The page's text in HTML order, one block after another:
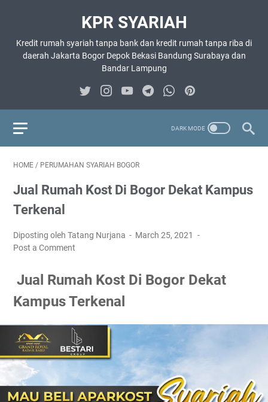
KPR SYARIAH
Kredit rumah syariah tanpa bank dan kredit rumah tanpa riba di
daerah Jakarta Bogor Depok Bekasi Bandung Surabaya dan
Bandar Lampung
HOME / PERUMAHAN SYARIAH BOGOR
Jual Rumah Kost Di Bogor Dekat Kampus
Terkenal
Diposting oleh Tatang Nurjana
March 25, 2021
Post a Comment
Jual Rumah Kost Di Bogor Dekat
Kampus Terkenal